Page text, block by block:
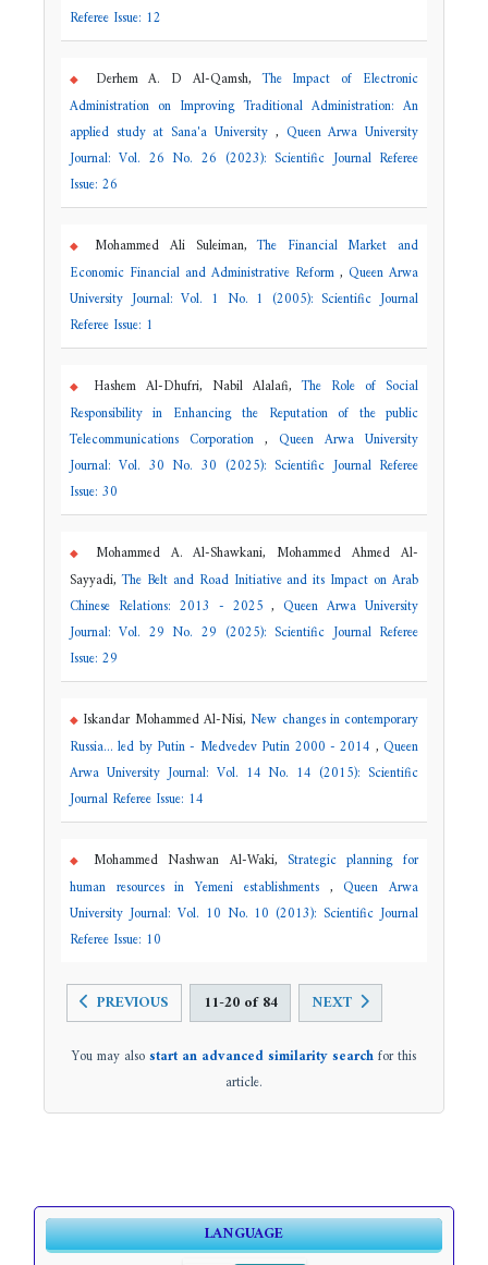
Referee Issue: 12
Derhem A. D Al-Qamsh,The Impact of Electronic
Administration on Improving Traditional Administration: An
applied study at Sana'a University , Queen Arwa University
Journal: Vol. 26 No. 26 (2023): Scientific Journal Referee
Issue: 26
Mohammed Ali Suleiman,The Financial Market and
Economic Financial and Administrative Reform,Queen Arwa
University Journal: Vol. 1 No. 1 (2005): Scientific Journal
Referee Issue: 1
Hashem Al-Dhufri, Nabil Alalafi,The Role of Social
Responsibility in Enhancing the Reputation of the public
Telecommunications Corporation ,Queen Arwa University
Journal: Vol. 30 No. 30 (2025): Scientific Journal Referee
Issue: 30
Mohammed A. Al-Shawkani, Mohammed Ahmed Al-
Sayyadi,The Belt and Road Initiative and its Impact on Arab
Chinese Relations: 2013 - 2025,Queen Arwa University
Journal: Vol. 29 No. 29 (2025): Scientific Journal Referee
Issue: 29
Iskandar Mohammed Al-Nisi,New changes in contemporary
Russia... led by Putin - Medvedev Putin 2000 - 2014 ,Queen
Arwa University Journal: Vol. 14 No. 14 (2015): Scientific
Journal Referee Issue: 14
Mohammed Nashwan Al-Waki, Strategic planning for
human resources in Yemeni establishments ,Queen Arwa
University Journal: Vol. 10 No. 10 (2013): Scientific Journal
Referee Issue: 10
PREVIOUS 11-20 of 84 NEXT
You may alsostart an advanced similarity searchfor this
article.
LANGUAGE